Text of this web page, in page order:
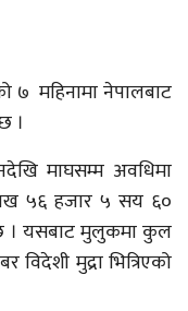
७ महिनामा नेपालबाट
।
माघसम्म अवधिमा
५६ हजार ५ सय ६०
छ । यसबाट मुलुकमा कुल
मुद्रा भित्रिएको